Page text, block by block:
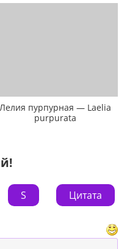
Лелия пурпурная — Laelia
purpurata
S
Цитата